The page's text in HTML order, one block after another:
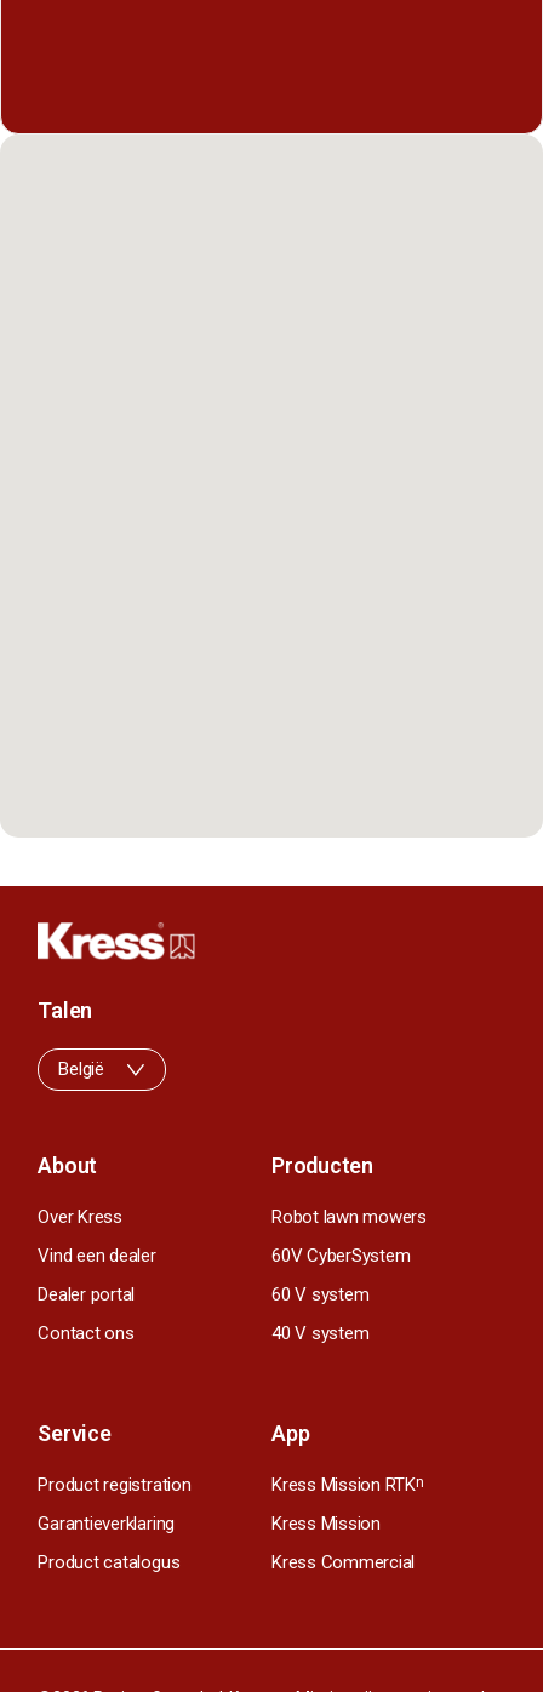
About
Over Kress
Vind een dealer
Dealer portal
Contact ons
Producten
Robot lawn mowers
60V CyberSystem
60 V system
40 V system
Service
Product registration
Garantieverklaring
Product catalogus
App
Kress Mission RTKn
Kress Mission
Kress Commercial
Talen
België